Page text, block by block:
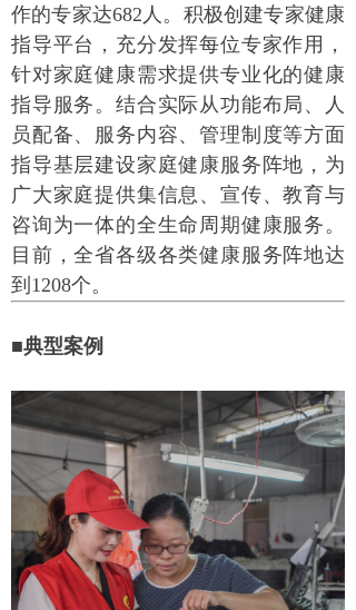
作的专家达682人。积极创建专家健康
指导平台，充分发挥每位专家作用，
针对家庭健康需求提供专业化的健康
指导服务。结合实际从功能布局、人
员配备、服务内容、管理制度等方面
指导基层建设家庭健康服务阵地，为
广大家庭提供集信息、宣传、教育与
咨询为一体的全生命周期健康服务。
目前，全省各级各类健康服务阵地达
到1208个。
■典型案例